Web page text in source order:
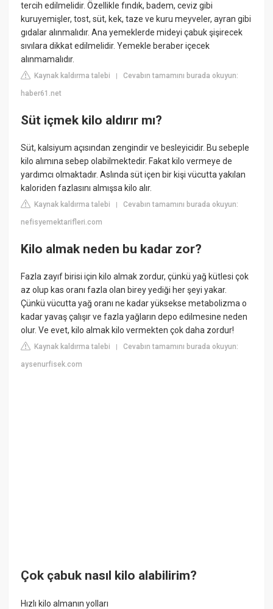
tercih edilmelidir. Özellikle fındık, badem, ceviz gibi
kuruyemişler, tost, süt, kek, taze ve kuru meyveler, ayran gibi
gıdalar alınmalıdır. Ana yemeklerde mideyi çabuk şişirecek
sıvılara dikkat edilmelidir. Yemekle beraber içecek
alınmamalıdır.
Kaynak kaldırma talebi |Cevabın tamamını burada okuyun:
haber61.net
Süt içmek kilo aldırır mı?
Süt, kalsiyum açısından zengindir ve besleyicidir. Bu sebeple
kilo alımına sebep olabilmektedir. Fakat kilo vermeye de
yardımcı olmaktadır. Aslında süt içen bir kişi vücutta yakılan
kaloriden fazlasını almışsa kilo alır.
Kaynak kaldırma talebi |Cevabın tamamını burada okuyun:
nefisyemektarifleri.com
Kilo almak neden bu kadar zor?
Fazla zayıf birisi için kilo almak zordur, çünkü yağ kütlesi çok
az olup kas oranı fazla olan birey yediği her şeyi yakar.
Çünkü vücutta yağ oranı ne kadar yüksekse metabolizma o
kadar yavaş çalışır ve fazla yağların depo edilmesine neden
olur. Ve evet, kilo almak kilo vermekten çok daha zordur!
Kaynak kaldırma talebi |Cevabın tamamını burada okuyun:
aysenurfisek.com
Çok çabuk nasıl kilo alabilirim?
Hızlı kilo almanın yolları